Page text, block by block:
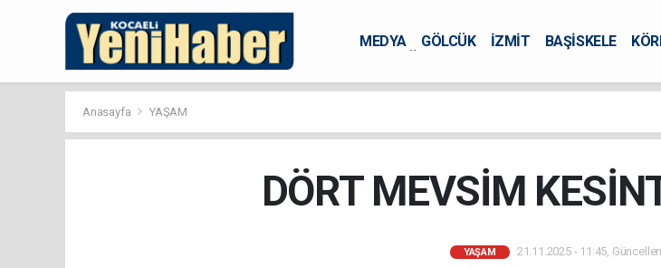
MEDYA GÖLCÜK İZMİT BAŞİSKELE
Anasayfa YAŞAM
DÖRT MEVSİM
YAŞAM 21.11.2025 - 11:45,